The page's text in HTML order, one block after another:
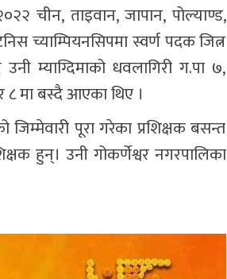
चीन, ताइवान, जापान, पोल्याण्ड,
च्याम्पियनसिपमा स्वर्ण पदक जित्न
म्याग्दिमाको धवलागिरी ग.पा ७,
८ मा बस्दै आएका थिए ।
पूरा गरेका प्रशिक्षक बसन्त
हुन्। उनी गोकर्णेश्वर नगरपालिका